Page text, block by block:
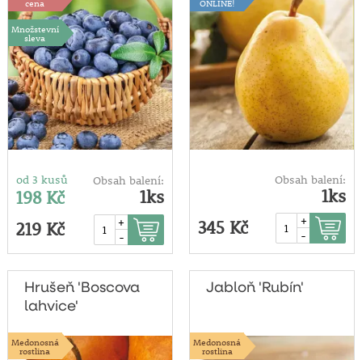
cena
Množstevní
sleva
od 3 kusů
198 Kč
Obsah balení:
1ks
219 Kč
+
-
ONLINE!
Obsah balení:
1ks
345 Kč
+
-
Hrušeň 'Boscova
lahvice'
Medonosná
rostlina
Jabloň 'Rubín'
Medonosná
rostlina